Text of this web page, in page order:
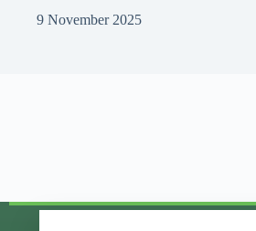
9 November 2025